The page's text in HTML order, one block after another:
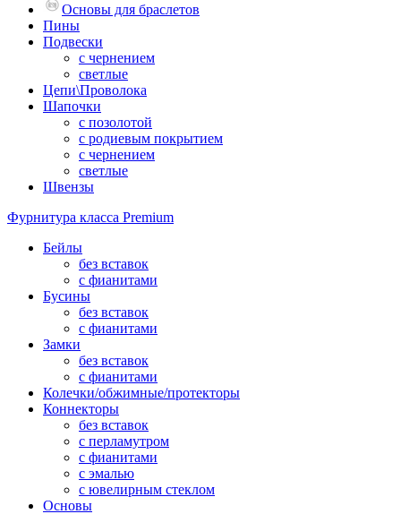
Основы для браслетов
Пины
Подвески
с чернением
светлые
Цепи\Проволока
Шапочки
с позолотой
с родиевым покрытием
с чернением
светлые
Швензы
Фурнитура класса Premium
Бейлы
без вставок
с фианитами
Бусины
без вставок
с фианитами
Замки
без вставок
с фианитами
Колечки/обжимные/протекторы
Коннекторы
без вставок
с перламутром
с фианитами
с эмалью
с ювелирным стеклом
Основы